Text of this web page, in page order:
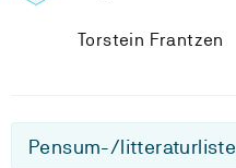
Torstein Frantzen
Pensum-/litteraturliste